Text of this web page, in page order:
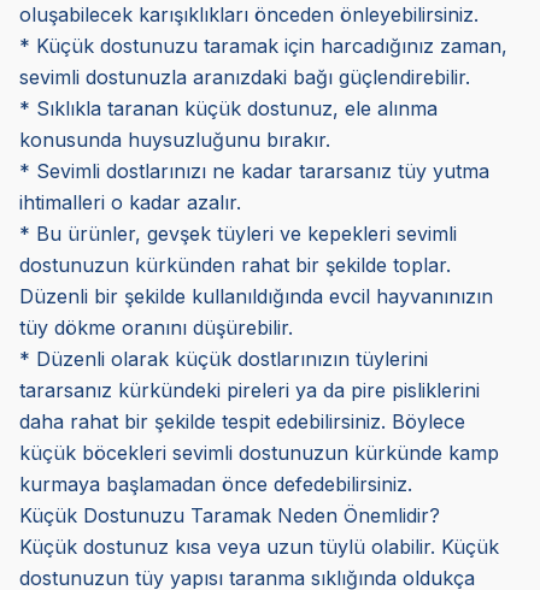
oluşabilecek karışıklıkları önceden önleyebilirsiniz.
* Küçük dostunuzu taramak için harcadığınız zaman,
sevimli dostunuzla aranızdaki bağı güçlendirebilir.
* Sıklıkla taranan küçük dostunuz, ele alınma
konusunda huysuzluğunu bırakır.
* Sevimli dostlarınızı ne kadar tararsanız tüy yutma
ihtimalleri o kadar azalır.
* Bu ürünler, gevşek tüyleri ve kepekleri sevimli
dostunuzun kürkünden rahat bir şekilde toplar.
Düzenli bir şekilde kullanıldığında evcil hayvanınızın
tüy dökme oranını düşürebilir.
* Düzenli olarak küçük dostlarınızın tüylerini
tararsanız kürkündeki pireleri ya da pire pisliklerini
daha rahat bir şekilde tespit edebilirsiniz. Böylece
küçük böcekleri sevimli dostunuzun kürkünde kamp
kurmaya başlamadan önce defedebilirsiniz.
Küçük Dostunuzu Taramak Neden Önemlidir?
Küçük dostunuz kısa veya uzun tüylü olabilir. Küçük
dostunuzun tüy yapısı taranma sıklığında oldukça